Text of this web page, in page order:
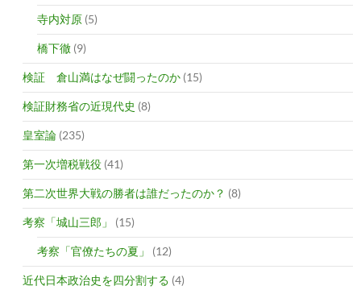
寺内対原 (5)
橋下徹 (9)
検証 倉山満はなぜ闘ったのか (15)
検証財務省の近現代史 (8)
皇室論 (235)
第一次増税戦役 (41)
第二次世界大戦の勝者は誰だったのか？ (8)
考察「城山三郎」 (15)
考察「官僚たちの夏」 (12)
近代日本政治史を四分割する (4)